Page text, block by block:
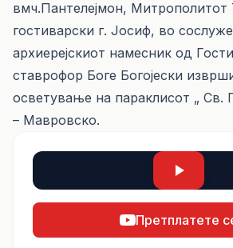
вмч.Пантелејмон, Митрополитот
гостиварски г. Јосиф, во
архиерејскиот намесник од
ставрофор Боге Богојески
осветување на параклисот „ Св.
– Мавровско.
Претплатете